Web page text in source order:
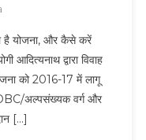
है योजना, और कैसे करें
आदित्यनाथ द्वारा विवाह
को 2016-17 में लागू
अल्पसंख्यक वर्ग और
[…]